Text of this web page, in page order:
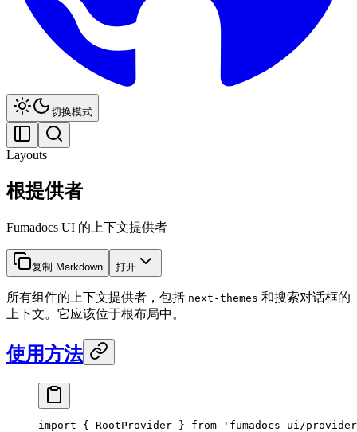
切换模式
Layouts
根提供者
Fumadocs UI 的上下文提供者
复制 Markdown 打开
所有组件的上下文提供者，包括 next-themes 和搜索对话框的
上下文。它应该位于根布局中。
使用方法
import { RootProvider } from 'fumadocs-ui/